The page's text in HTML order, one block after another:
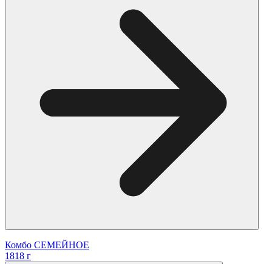
Комбо СЕМЕЙНОЕ
1818 г